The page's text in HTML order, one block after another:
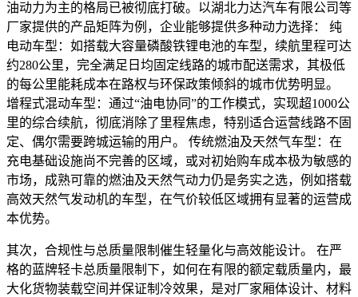
油动力为主的格局已被彻底打破。以湖北力达汽车有限公司等
厂家提供的产品矩阵为例，企业能够提供多种动力选择： 纯
电动车型：如搭载大容量磷酸铁锂电池的车型，续航里程可达
约280公里，完全满足日均固定线路的城市配送需求，其极低
的每公里能耗成本在路权与环保政策倾斜的城市优势明显。
增程式混动车型：通过“油电协同”的工作模式，实现超1000公
里的综合续航，彻底消除了里程焦虑，特别适合运营线路不固
定、偶尔需要跨城运输的用户。 传统燃油及天然气车型：在
充电基础设施尚不完善的区域，或对初始购车成本极为敏感的
市场，成熟可靠的燃油及天然气动力仍是务实之选，例如搭载
高效天然气发动机的车型，在气价较低区域拥有显著的运营成
本优势。
其次，合规性与总质量限制催生轻量化与高效能设计。 在严
格的蓝牌轻卡总质量限制下，如何在有限的额定载质量内，最
大化货物装载空间并保证制冷效果，是对厂家厢体设计、材料